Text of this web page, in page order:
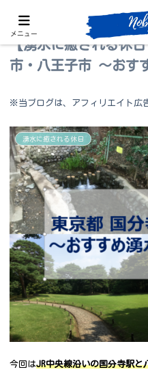
【湧水に癒される休
市・八王子市 ～おす
※当ブログは、アフィリエイト広
湧水に癒される休日
今回はJR中央線沿いの国分寺駅と
メニュー